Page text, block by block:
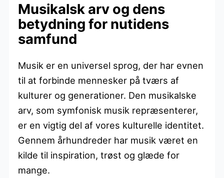
Musikalsk arv og dens
betydning for nutidens
samfund
Musik er en universel sprog, der har evnen
til at forbinde mennesker på tværs af
kulturer og generationer. Den musikalske
arv, som symfonisk musik repræsenterer,
er en vigtig del af vores kulturelle identitet.
Gennem århundreder har musik været en
kilde til inspiration, trøst og glæde for
mange.